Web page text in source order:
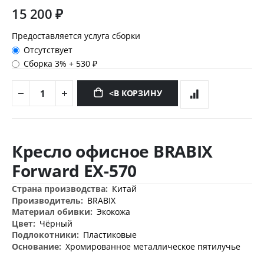
15 200 ₽
Предоставляется услуга сборки
Отсутствует
Сборка 3%+ 530 ₽
<В КОРЗИНУ
к
началу
галереи
изображений
Кресло офисное BRABIX
Forward EX-570
Дополнительная
информация
Китай
BRABIX
Экокожа
Чёрный
Пластиковые
Хромированное металлическое пятилучье